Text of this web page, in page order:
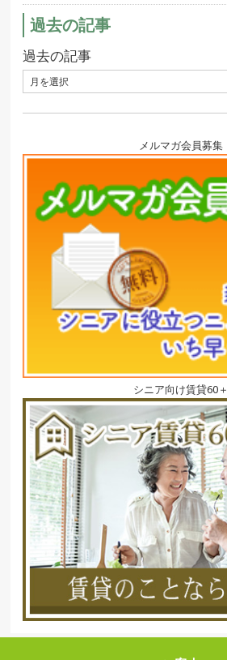
過去の記事
過去の記事
メルマガ会員募集
シニア向け賃貸60＋